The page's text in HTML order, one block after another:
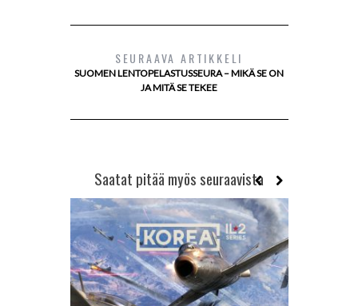
SEURAAVA ARTIKKELI
SUOMEN LENTOPELASTUSSEURA – MIKÄ SE ON
JA MITÄ SE TEKEE
Saatat pitää myös seuraavista